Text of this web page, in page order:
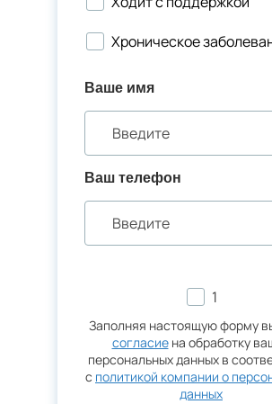
Хроническое
Ваше имя
Ваш телефон
1
Заполняя настоящую форму
согласиена обработку
персональных данных в
с политикой компании о
данных